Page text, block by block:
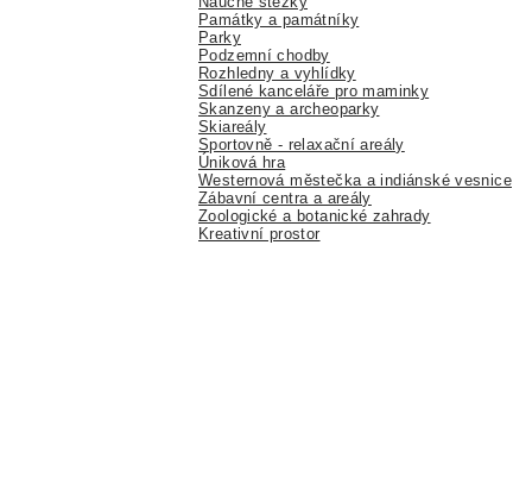
Památky a památníky
Parky
Podzemní chodby
Rozhledny a vyhlídky
Sdílené kanceláře pro maminky
Skanzeny a archeoparky
Skiareály
Sportovně - relaxační areály
Úniková hra
Westernová městečka a indiánské vesnice
Zábavní centra a areály
Zoologické a botanické zahrady
Kreativní prostor